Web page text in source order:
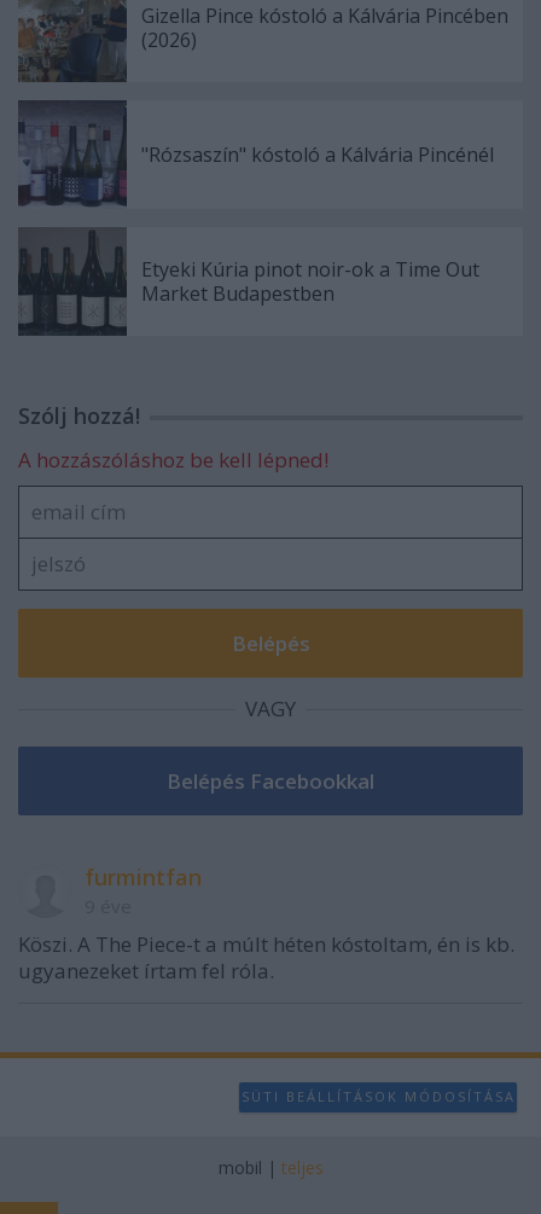
Gizella Pince kóstoló a Kálvária Pincében
(2026)
"Rózsaszín" kóstoló a Kálvária Pincénél
Etyeki Kúria pinot noir-ok a Time Out
Market Budapestben
Szólj hozzá!
A hozzászóláshoz be kell lépned!
VAGY
furmintfan
Köszi. A The Piece-t a múlt héten kóstoltam, én is kb.
ugyanezeket írtam fel róla.
SÜTI BEÁLLÍTÁSOK MÓDOSÍTÁSA
mobil | teljes